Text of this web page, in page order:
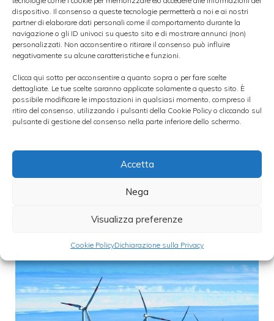
dispositivo. Il consenso a queste tecnologie permetterà a noi e ai nostri
partner di elaborare dati personali come il comportamento durante la
navigazione o gli ID univoci su questo sito e di mostrare annunci (non)
personalizzati. Non acconsentire o ritirare il consenso può influire
negativamente su alcune caratteristiche e funzioni.
Clicca qui sotto per acconsentire a quanto sopra o per fare scelte
dettagliate. Le tue scelte saranno applicate solamente a questo sito. È
possibile modificare le impostazioni in qualsiasi momento, compreso il
ritiro del consenso, utilizzando i pulsanti della Cookie Policy o cliccando sul
pulsante di gestione del consenso nella parte inferiore dello schermo.
Accetta
Nega
Visualizza preferenze
Cookie PolicyDichiarazione sulla Privacy
galleggiante, un comparto davvero
strategico. Firmato l’accordo non resterà
altro alle parti che trovare il sito giusto per
stimato che potrà dare lavoro a circa 1100
persone, investendo 500 milioni di euro.
Un accordo
fortemente
ricercato